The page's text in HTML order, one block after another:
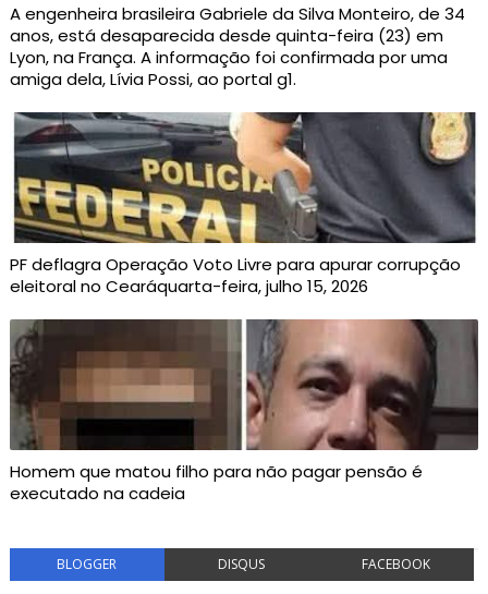
A engenheira brasileira Gabriele da Silva Monteiro, de 34
anos, está desaparecida desde quinta-feira (23) em
Lyon, na França. A informação foi confirmada por uma
amiga dela, Lívia Possi, ao portal g1.
PF deflagra Operação Voto Livre para apurar corrupção
eleitoral no Cearáquarta-feira, julho 15, 2026
Homem que matou filho para não pagar pensão é
executado na cadeia
BLOGGER DISQUS FACEBOOK